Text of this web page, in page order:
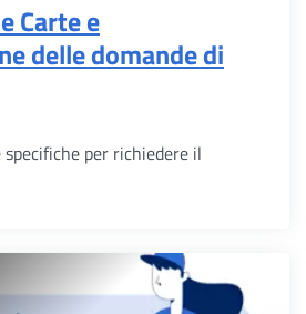
Carte e
delle domande di
per richiedere il